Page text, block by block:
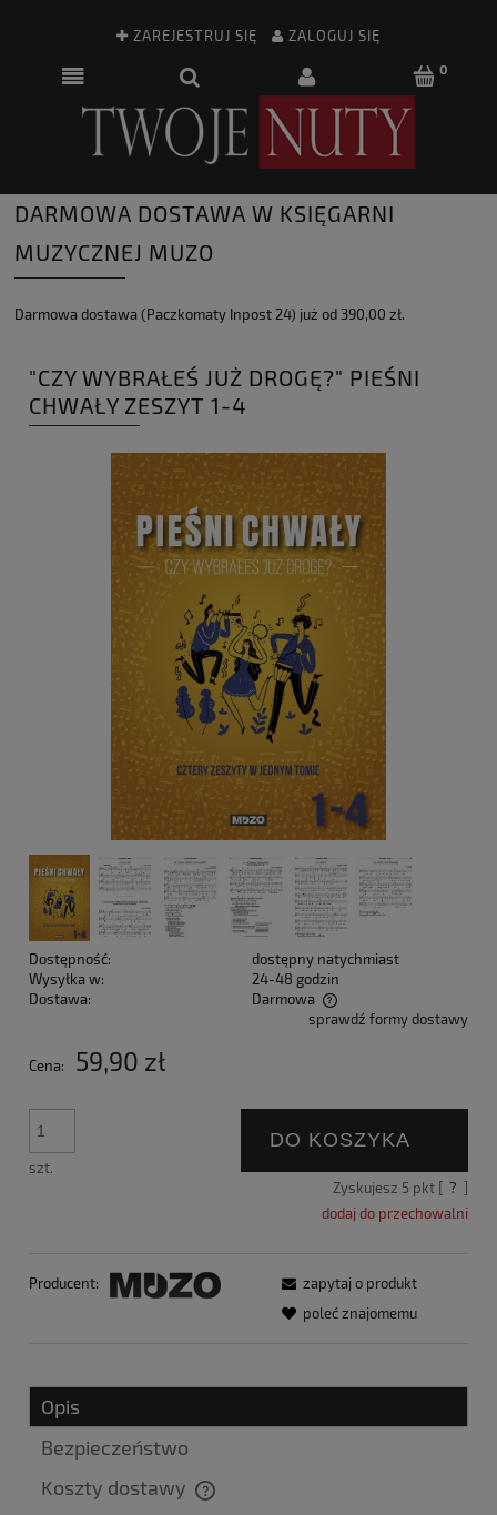
ZAREJESTRUJ SIĘ ZALOGUJ SIĘ
DARMOWA DOSTAWA W KSIĘGARNI
MUZYCZNEJ MUZO
Darmowa dostawa (Paczkomaty Inpost 24) już od 390,00 zł.
"CZY WYBRAŁEŚ JUŻ DROGĘ?" PIEŚNI
CHWAŁY ZESZYT 1-4
Dostępność:
dostępny natychmiast
Wysyłka w:
24-48 godzin
Dostawa:
Darmowa
Cena nie zawiera ewentualnych kosztów płatnościsprawdź formy dostawy
Cena: 59,90 zł
szt.
DO KOSZYKA
Zyskujesz 5 pkt [ ? ]
dodaj do przechowalni
Producent:
zapytaj o produkt
poleć znajomemu
Opis
Bezpieczeństwo
Koszty dostawy
Cena nie zawiera ewentualnych kosztów płatności